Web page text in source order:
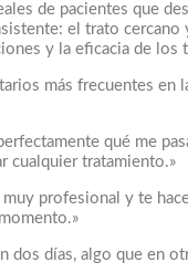
de pacientes que
el trato cercano
y la eficacia de los
más frecuentes en
qué me
cualquier tratamiento.»
profesional y te
dos días, algo que en